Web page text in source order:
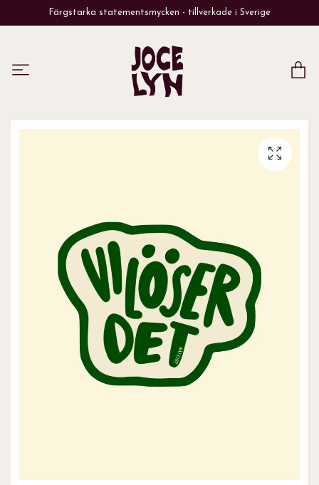
Färgstarka statementsmycken - tillverkade i Sverige